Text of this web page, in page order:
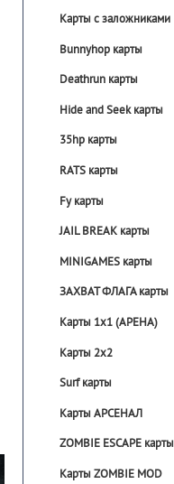
Карты с заложниками
Bunnyhop карты
Deathrun карты
Hide and Seek карты
35hp карты
RATS карты
Fy карты
JAIL BREAK карты
MINIGAMES карты
ЗАХВАТ ФЛАГА карты
Карты 1х1 (АРЕНА)
Карты 2х2
Surf карты
Карты АРСЕНАЛ
ZOMBIE ESCAPE карты
Карты ZOMBIE MOD